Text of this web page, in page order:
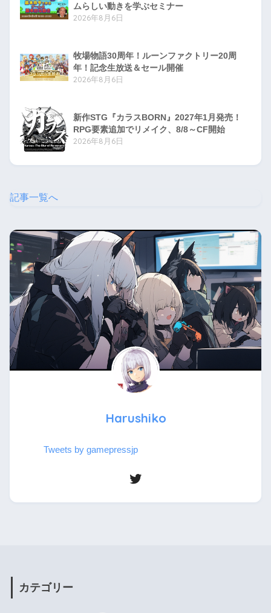
ムらしい動きを学ぶセミナー
2026年8月6日
牧場物語30周年！ルーンファクトリー20周
年！記念生放送＆セール開催
2026年8月6日
新作STG『カラスBORN』2027年1月発売！
RPG要素追加でリメイク、8/8～CF開始
2026年8月6日
記事一覧へ
Harushiko
Tweets by gamepressjp
カテゴリー